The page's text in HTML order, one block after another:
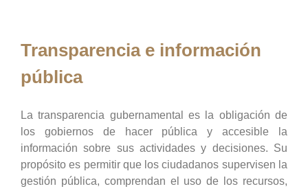
Transparencia e información
pública
La transparencia gubernamental es la obligación de
los gobiernos de hacer pública y accesible la
información sobre sus actividades y decisiones. Su
propósito es permitir que los ciudadanos supervisen la
gestión pública, comprendan el uso de los recursos,